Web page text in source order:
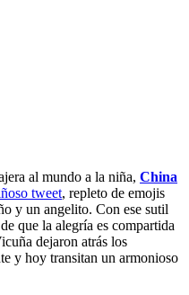
al mundo a la niña, China
tweet, repleto de emojis
y un angelito. Con ese sutil
que la alegría es compartida
dejaron atrás los
y hoy transitan un armonioso